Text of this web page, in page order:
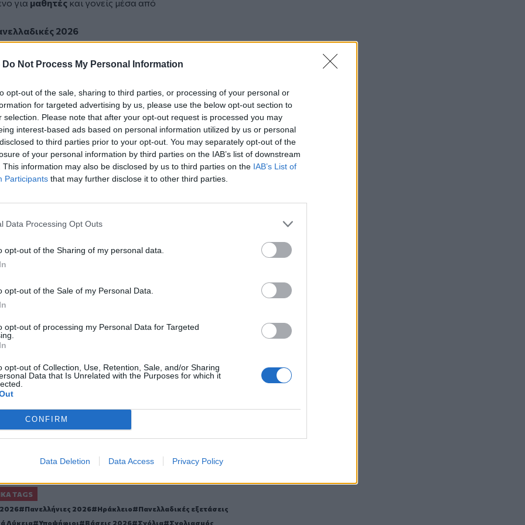
Do Not Process My Personal Information
opt-out of the sale, sharing to third parties, or processing of your personal or
for targeted advertising by us, please use the below opt-out section to
selection. Please note that after your opt-out request is processed you may
interest-based ads based on personal information utilized by us or personal
to third parties prior to your opt-out. You may separately opt-out of the
of your personal information by third parties on the IAB’s list of downstream
This information may also be disclosed by us to third parties on the IAB’s List of
Participants that may further disclose it to other third parties.
Data Processing Opt Outs
opt-out of the Sharing of my personal data.
opt-out of the Sale of my Personal Data.
opt-out of processing my Personal Data for Targeted
opt-out of Collection, Use, Retention, Sale, and/or Sharing
Data that Is Unrelated with the Purposes for which it
CONFIRM
Data Deletion Data Access Privacy Policy
για μαθητές και γονείς μέσα από
2026
οδηγός για το 4ο Επιστημονικό Πεδίο
στήριξης και αλληλεγγύης για
του Νικήστρατου: η ανατριχιαστική
Google News
μας στοYouTube
TAGS
Πανελλήνιες 2026 Ηράκλειο
Πανελλαδικές εξετάσεις
Λύκεια Υποψήφιοι Βάσεις 2026 Σχόλια Σχολιασμός
ΔΕΕΠ Ηρακλείου: «Η Κρήτη βρίσκεται
στις προτεραιότητες της κυβέρνησης»